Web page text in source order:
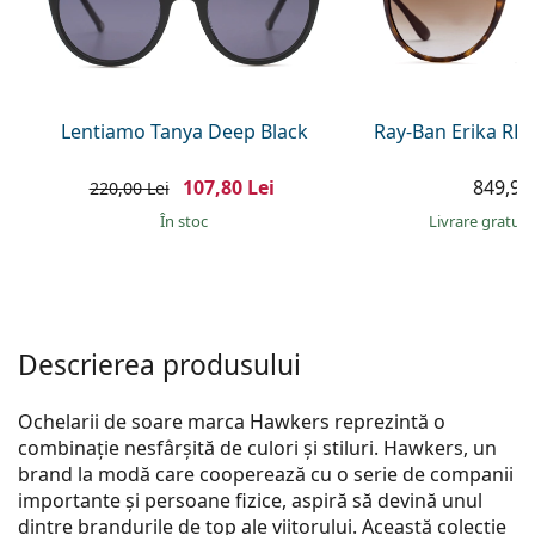
Persol
Prada
Lentiamo Tanya Deep Black
220,00 Lei 107,80 Lei
În stoc
Ray-Ban Erika
Livrare
Descrierea produsului
Ochelarii de soare marca Hawkers reprezintă o
combinație nesfârșită de culori și stiluri. Hawkers, un
brand la modă care cooperează cu o serie de companii
importante și persoane fizice, aspiră să devină unul
dintre brandurile de top ale viitorului. Această colecție